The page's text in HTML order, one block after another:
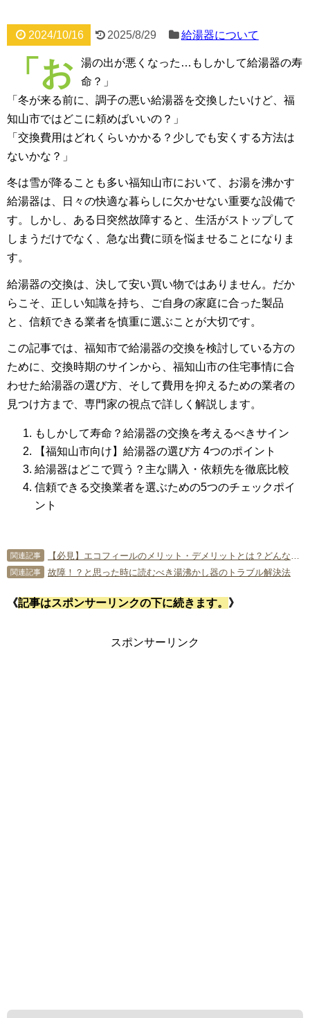
2024/10/16 2025/8/29 給湯器について
「お
湯の出が悪くなった…もしかして給湯器の寿
命？」
「冬が来る前に、調子の悪い給湯器を交換したいけど、福
知山市ではどこに頼めばいいの？」
「交換費用はどれくらいかかる？少しでも安くする方法は
ないかな？」
冬は雪が降ることも多い福知山市において、お湯を沸かす
給湯器は、日々の快適な暮らしに欠かせない重要な設備で
す。しかし、ある日突然故障すると、生活がストップして
しまうだけでなく、急な出費に頭を悩ませることになりま
す。
給湯器の交換は、決して安い買い物ではありません。だか
らこそ、正しい知識を持ち、ご自身の家庭に合った製品
と、信頼できる業者を慎重に選ぶことが大切です。
この記事では、福知市で給湯器の交換を検討している方の
ために、交換時期のサインから、福知山市の住宅事情に合
わせた給湯器の選び方、そして費用を抑えるための業者の
見つけ方まで、専門家の視点で詳しく解説します。
もしかして寿命？給湯器の交換を考えるべきサイン
【福知山市向け】給湯器の選び方 4つのポイント
給湯器はどこで買う？主な購入・依頼先を徹底比較
信頼できる交換業者を選ぶための5つのチェックポイ
ント
関連記事
関連記事 故障！？と思った時に読むべき湯沸かし器のトラブル解決法
《記事はスポンサーリンクの下に続きます。 》
スポンサーリンク